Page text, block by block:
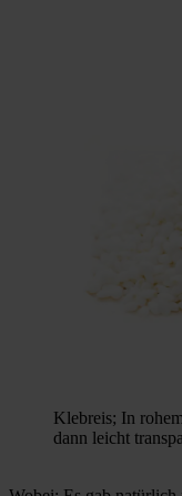
Klebreis; In
dann leicht